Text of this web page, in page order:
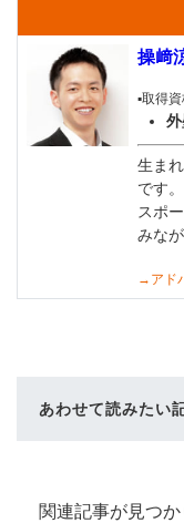
操﨑
▪️取得
生ま
です。
スポ
みな
→アド
あわせて読みたい
関連記事が見つか